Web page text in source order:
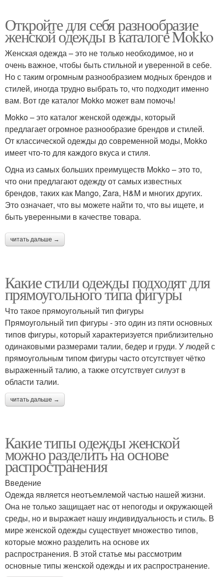
Откройте для себя разнообразие
женской одежды в каталоге Mokko
Женская одежда – это не только необходимое, но и
очень важное, чтобы быть стильной и уверенной в себе.
Но с таким огромным разнообразием модных брендов и
стилей, иногда трудно выбрать то, что подходит именно
вам. Вот где каталог Mokko может вам помочь!
Mokko – это каталог женской одежды, который
предлагает огромное разнообразие брендов и стилей.
От классической одежды до современной моды, Mokko
имеет что-то для каждого вкуса и стиля.
Одна из самых больших преимуществ Mokko – это то,
что они предлагают одежду от самых известных
брендов, таких как Mango, Zara, H&M и многих других.
Это означает, что вы можете найти то, что вы ищете, и
быть уверенными в качестве товара.
читать дальше →
Какие стили одежды подходят для
прямоугольного типа фигуры
Что такое прямоугольный тип фигуры
Прямоугольный тип фигуры - это один из пяти основных
типов фигуры, который характеризуется приблизительно
одинаковыми размерами талии, бедер и груди. У людей с
прямоугольным типом фигуры часто отсутствует чётко
выраженный талию, а также отсутствует силуэт в
области талии.
читать дальше →
Какие типы одежды женской
можно разделить на основе
распространения
Введение
Одежда является неотъемлемой частью нашей жизни.
Она не только защищает нас от непогоды и окружающей
среды, но и выражает нашу индивидуальность и стиль. В
мире женской одежды существует множество типов,
которые можно разделить на основе их
распространения. В этой статье мы рассмотрим
основные типы женской одежды и их распространение.